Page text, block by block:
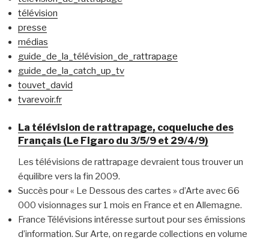
télévision
presse
médias
guide_de_la_télévision_de_rattrapage
guide_de_la_catch_up_tv
touvet_david
tvarevoir.fr
La télévision de rattrapage, coqueluche des
Français (Le Figaro du 3/5/9 et 29/4/9)
Les télévisions de rattrapage devraient tous trouver un
équilibre vers la fin 2009.
Succès pour « Le Dessous des cartes » d’Arte avec 66
000 visionnages sur 1 mois en France et en Allemagne.
France Télévisions intéresse surtout pour ses émissions
d’information. Sur Arte, on regarde collections en volume